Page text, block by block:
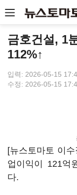
금호건설, 1
112%↑
입력: 2026-05-15
수정: 2026-05-15
[뉴스토마토 이
업이익이 121억
다.